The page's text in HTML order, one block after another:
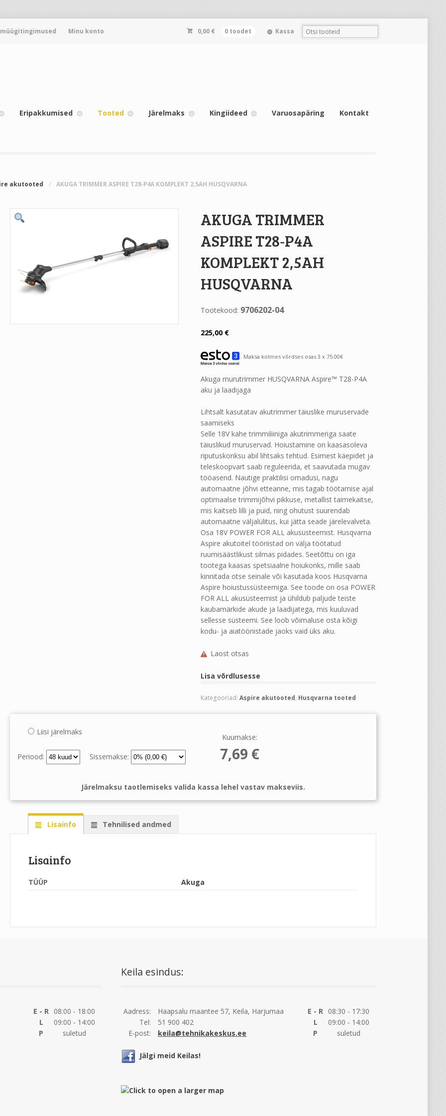
Minu konto 0,00 € 0 toodet Kassa
Eripakkumised Tooted Järelmaks Kingiideed Varuosapäring Kontakt
akutooted / AKUGA TRIMMER ASPIRE T28‐P4A KOMPLEKT 2,5AH HUSQVARNA
AKUGA TRIMMER
ASPIRE T28‐P4A
KOMPLEKT 2,5AH
HUSQVARNA
Tootekood: 9706202-04
225,00 €
Maksa kolmes võrdses osas 3 x 75.00€
Akuga murutrimmer HUSQVARNA Aspire™ T28-P4A
aku ja laadijaga
Lihtsalt kasutatav akutrimmer täiuslike muruservade
saamiseks
Selle 18V kahe trimmiliiniga akutrimmeriga saate
täiuslikud muruservad. Hoiustamine on kaasasoleva
riputuskonksu abil lihtsaks tehtud. Esimest käepidet ja
teleskoopvart saab reguleerida, et saavutada mugav
tööasend. Nautige praktilisi omadusi, nagu
automaatne jõhvi etteanne, mis tagab töötamise ajal
optimaalse trimmijõhvi pikkuse, metallist taimekaitse,
mis kaitseb lilli ja puid, ning ohutust suurendab
automaatne väljalülitus, kui jätta seade järelevalveta.
Osa 18V POWER FOR ALL akusüsteemist. Husqvarna
Aspire akutoitel tööriistad on välja töötatud
ruumisäästlikust silmas pidades. Seetõttu on iga
tootega kaasas spetsiaalne hoiukonks, mille saab
kinnitada otse seinale või kasutada koos Husqvarna
Aspire hoiustussüsteemiga. See toode on osa POWER
FOR ALL akusüsteemist ja ühildub paljude teiste
kaubamärkide akude ja laadijatega, mis kuuluvad
sellesse süsteemi. See loob võimaluse osta kõigi
kodu- ja aiatööriistade jaoks vaid üks aku.
Laost otsas
Lisa võrdlusesse
Kategooriad: Aspire akutooted, Husqvarna tooted
Liisi järelmaks
Periood: Sissemakse:
Kuumakse:
7,69 €
Järelmaksu taotlemiseks valida kassa lehel vastav makseviis.
Lisainfo Tehnilised andmed
Lisainfo
TÜÜP Akuga
E - R 08:00 - 18:00
L
09:00 - 14:00
P
suletud
Keila esindus:
Aadress:
Haapsalu maantee 57, Keila, Harjumaa
Tel:
51 900 402
E-post:
keila@tehnikakeskus.ee
E - R 08:30 - 17:30
L
09:00 - 14:00
P
suletud
Jälgi meid Keilas!